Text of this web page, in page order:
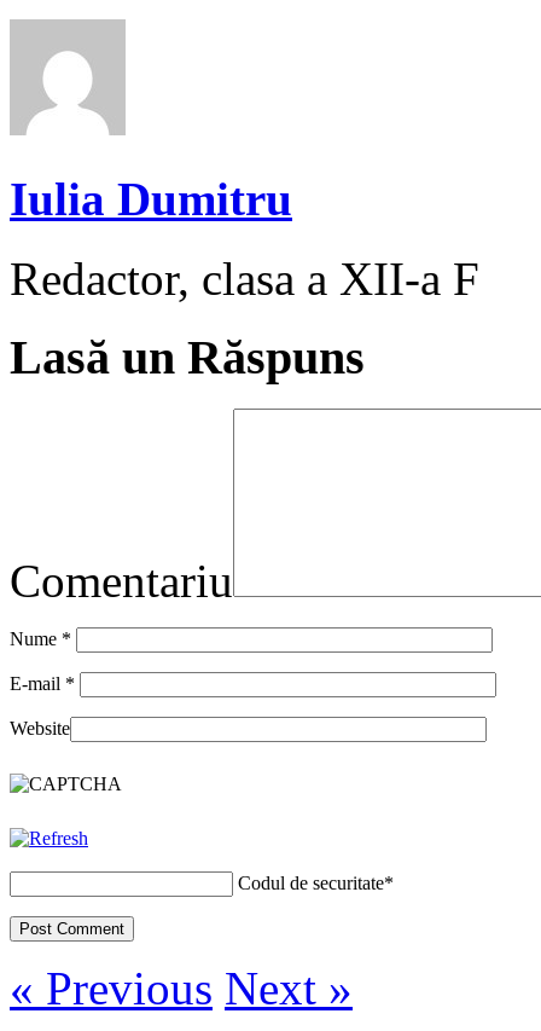
Iulia Dumitru
Redactor, clasa a XII-a F
Lasă un Răspuns
Comentariu
Nume *
E-mail *
Website
Codul de securitate*
« Previous Next »